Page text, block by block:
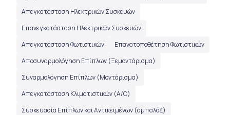
Απεγκατάσταση Ηλεκτρικών Συσκευών
Επανεγκατάσταση Ηλεκτρικών Συσκευών
Απεγκατάσταση Φωτιστικών
Επανατοποθέτηση Φωτιστικών
Αποσυναρμολόγηση Επίπλων (Ξεμοντάρισμα)
Συναρμολόγηση Επίπλων (Μοντάρισμα)
Απεγκατάσταση Κλιματιστικών (Α/C)
Συσκευασία Επίπλων και Αντικειμένων (αμπαλάζ)